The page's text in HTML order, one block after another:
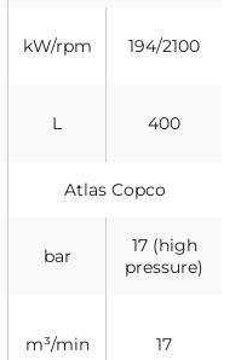
kW/rpm 194/2100
L 400
Atlas Copco
bar
17 (high
pressure)
m³/min 17